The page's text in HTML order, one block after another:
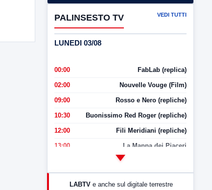
PALINSESTO TV VEDI TUTTI
LUNEDI 03/08
00:00 FabLab (replica)
02:00 Nouvelle Vouge (Film)
09:00 Rosso e Nero (repliche)
10:30 Buonissimo Red Roger (repliche)
12:00 Fili Meridiani (repliche)
13:00 La Mappa dei Piaceri
LABTV e anche sul digitale terrestre